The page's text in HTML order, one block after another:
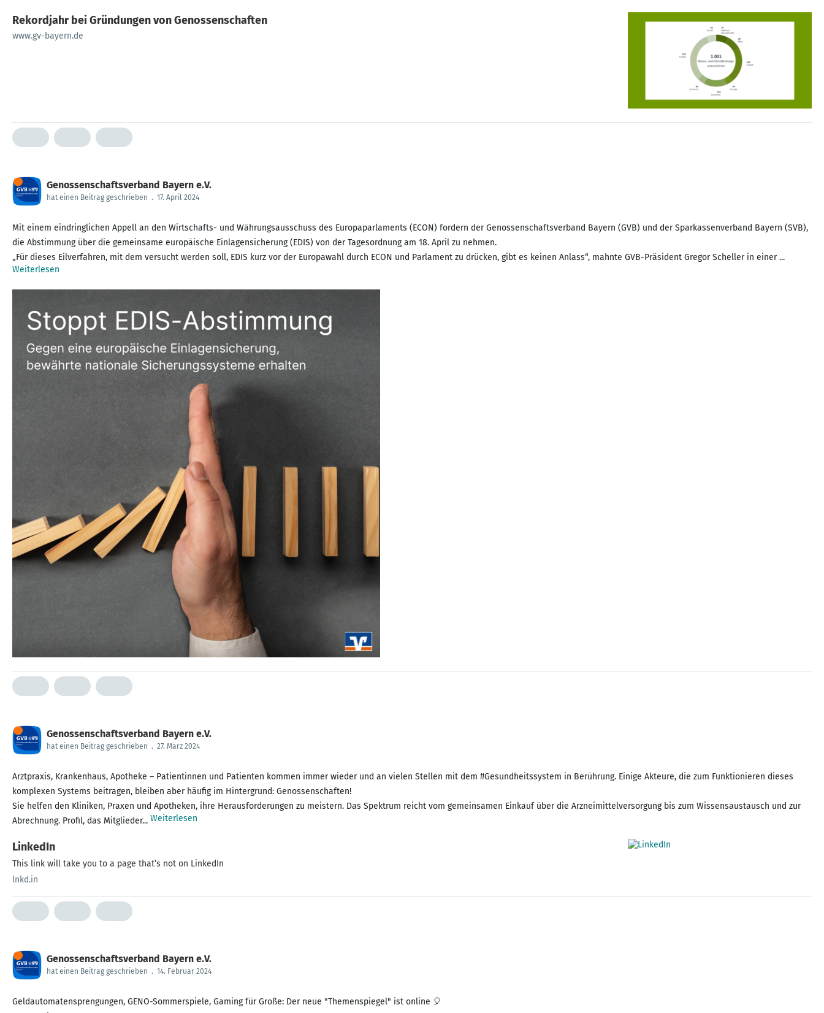
Rekordjahr bei Gründungen von Genossenschaften
www.gv-bayern.de
Genossenschaftsverband Bayern e.V.
hat einen Beitrag geschrieben . 17. April 2024
Mit einem eindringlichen Appell an den Wirtschafts- und Währungsausschuss des Europaparlaments (ECON) fordern der Genossenschaftsverband Bayern (GVB) und der Sparkassenverband Bayern (SVB),
die Abstimmung über die gemeinsame europäische Einlagensicherung (EDIS) von der Tagesordnung am 18. April zu nehmen.
„Für dieses Eilverfahren, mit dem versucht werden soll, EDIS kurz vor der Europawahl durch ECON und Parlament zu drücken, gibt es keinen Anlass“, mahnte GVB-Präsident Gregor Scheller in einer ...
Weiterlesen
Genossenschaftsverband Bayern e.V.
hat einen Beitrag geschrieben . 27. März 2024
Arztpraxis, Krankenhaus, Apotheke – Patientinnen und Patienten kommen immer wieder und an vielen Stellen mit dem #Gesundheitssystem in Berührung. Einige Akteure, die zum Funktionieren dieses
komplexen Systems beitragen, bleiben aber häufig im Hintergrund: Genossenschaften!
Sie helfen den Kliniken, Praxen und Apotheken, ihre Herausforderungen zu meistern. Das Spektrum reicht vom gemeinsamen Einkauf über die Arzneimittelversorgung bis zum Wissensaustausch und zur
Abrechnung. Profil, das Mitglieder... Weiterlesen
LinkedIn
This link will take you to a page that’s not on LinkedIn
lnkd.in
Genossenschaftsverband Bayern e.V.
hat einen Beitrag geschrieben . 14. Februar 2024
Geldautomatensprengungen, GENO-Sommerspiele, Gaming für Große: Der neue "Themenspiegel" ist online 🎈